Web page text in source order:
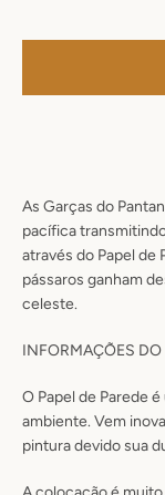
As Garças do
pacífica
através do Papel de
pássaros ganham
celeste.
INFORMAÇÕES
O Papel de Parede
ambiente. Vem
pintura devido sua